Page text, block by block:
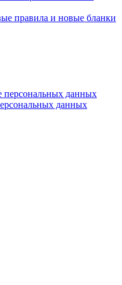
правила и новые бланки
данных